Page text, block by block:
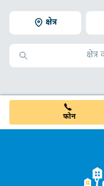
क्षेत्र
फोन